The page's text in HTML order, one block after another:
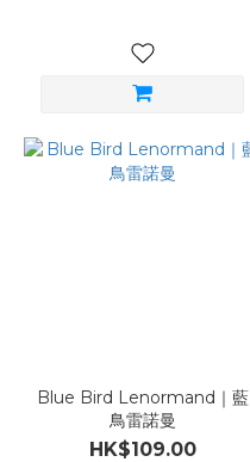
Blue Bird Lenormand｜藍
鳥雷諾曼
HK$109.00